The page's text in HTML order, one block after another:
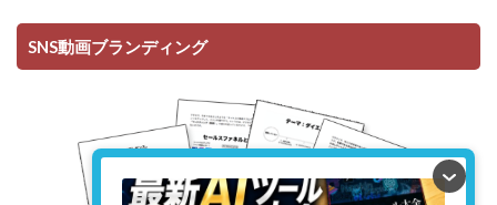
SNS動画ブランディング